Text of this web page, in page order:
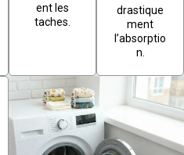
ent les
taches.
drastique
ment
l’absorptio
n.